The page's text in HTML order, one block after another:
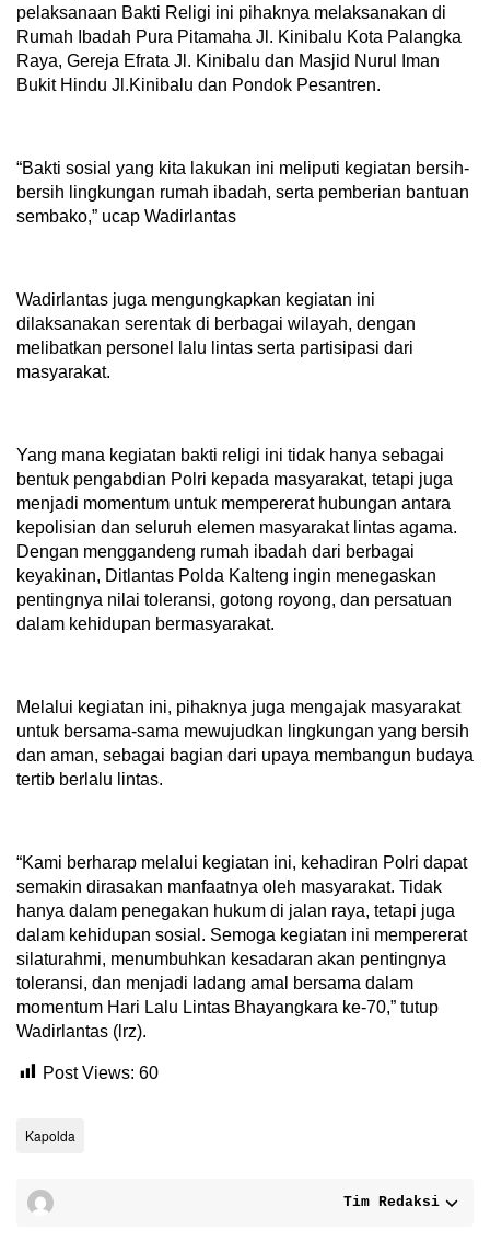
pelaksanaan Bakti Religi ini pihaknya melaksanakan di
Rumah Ibadah Pura Pitamaha Jl. Kinibalu Kota Palangka
Raya, Gereja Efrata Jl. Kinibalu dan Masjid Nurul Iman
Bukit Hindu Jl.Kinibalu dan Pondok Pesantren.
“Bakti sosial yang kita lakukan ini meliputi kegiatan bersih-
bersih lingkungan rumah ibadah, serta pemberian bantuan
sembako,” ucap Wadirlantas
Wadirlantas juga mengungkapkan kegiatan ini
dilaksanakan serentak di berbagai wilayah, dengan
melibatkan personel lalu lintas serta partisipasi dari
masyarakat.
Yang mana kegiatan bakti religi ini tidak hanya sebagai
bentuk pengabdian Polri kepada masyarakat, tetapi juga
menjadi momentum untuk mempererat hubungan antara
kepolisian dan seluruh elemen masyarakat lintas agama.
Dengan menggandeng rumah ibadah dari berbagai
keyakinan, Ditlantas Polda Kalteng ingin menegaskan
pentingnya nilai toleransi, gotong royong, dan persatuan
dalam kehidupan bermasyarakat.
Melalui kegiatan ini, pihaknya juga mengajak masyarakat
untuk bersama-sama mewujudkan lingkungan yang bersih
dan aman, sebagai bagian dari upaya membangun budaya
tertib berlalu lintas.
“Kami berharap melalui kegiatan ini, kehadiran Polri dapat
semakin dirasakan manfaatnya oleh masyarakat. Tidak
hanya dalam penegakan hukum di jalan raya, tetapi juga
dalam kehidupan sosial. Semoga kegiatan ini mempererat
silaturahmi, menumbuhkan kesadaran akan pentingnya
toleransi, dan menjadi ladang amal bersama dalam
momentum Hari Lalu Lintas Bhayangkara ke-70,” tutup
Wadirlantas (lrz).
Post Views: 60
Kapolda
Tim Redaksi